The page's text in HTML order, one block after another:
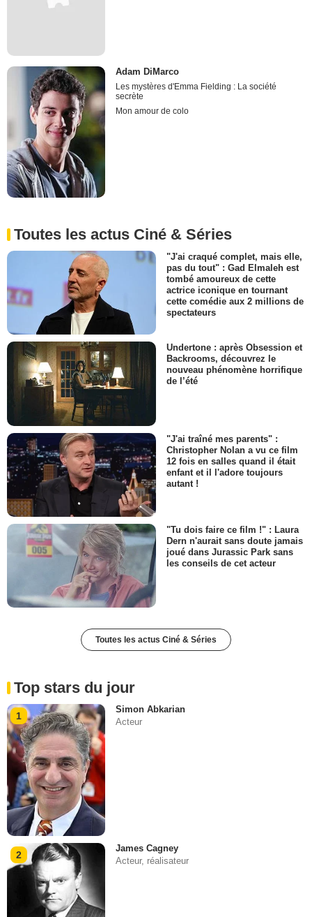
Adam DiMarco
Les mystères d'Emma Fielding : La société
secrète
Mon amour de colo
Toutes les actus Ciné & Séries
"J'ai craqué complet, mais elle,
pas du tout" : Gad Elmaleh est
tombé amoureux de cette
actrice iconique en tournant
cette comédie aux 2 millions de
spectateurs
Undertone : après Obsession et
Backrooms, découvrez le
nouveau phénomène horrifique
de l’été
"J'ai traîné mes parents" :
Christopher Nolan a vu ce film
12 fois en salles quand il était
enfant et il l'adore toujours
autant !
"Tu dois faire ce film !" : Laura
Dern n'aurait sans doute jamais
joué dans Jurassic Park sans
les conseils de cet acteur
Toutes les actus Ciné & Séries
Top stars du jour
1
Simon Abkarian
Acteur
2
James Cagney
Acteur, réalisateur